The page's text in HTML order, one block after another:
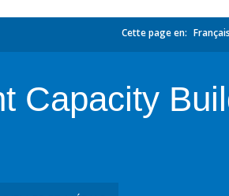
Cette page en: Français
Capacity